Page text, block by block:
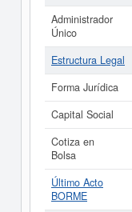
Administrador
Único
Estructura Legal
Forma Jurídica
Capital Social
Cotiza en
Bolsa
Último Acto
BORME